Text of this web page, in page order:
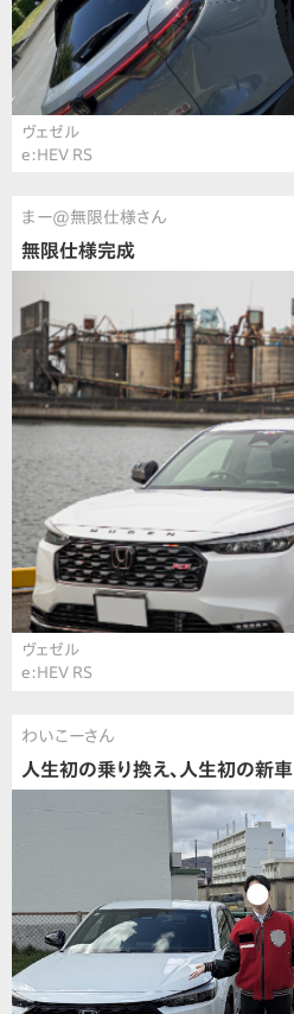
ヴェゼル
e:HEV RS
まー@無限仕様さん
無限仕様完成
ヴェゼル
e:HEV RS
わいこーさん
人生初の乗り換え、人生初の新車